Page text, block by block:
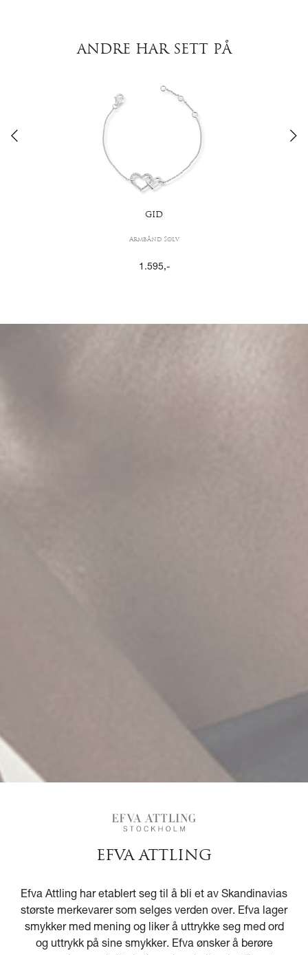
ANDRE HAR SETT PÅ
GID
Armbånd Sølv
1.595,-
EFVA ATTLING
Efva Attling har etablert seg til å bli et av Skandinavias
største merkevarer som selges verden over. Efva lager
smykker med mening og liker å uttrykke seg med ord
og uttrykk på sine smykker. Efva ønsker å berøre